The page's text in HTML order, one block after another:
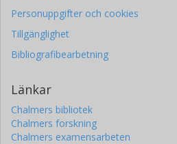
Personuppgifter och cookies
Tillgänglighet
Bibliografibearbetning
Länkar
Chalmers bibliotek
Chalmers forskning
Chalmers examensarbeten